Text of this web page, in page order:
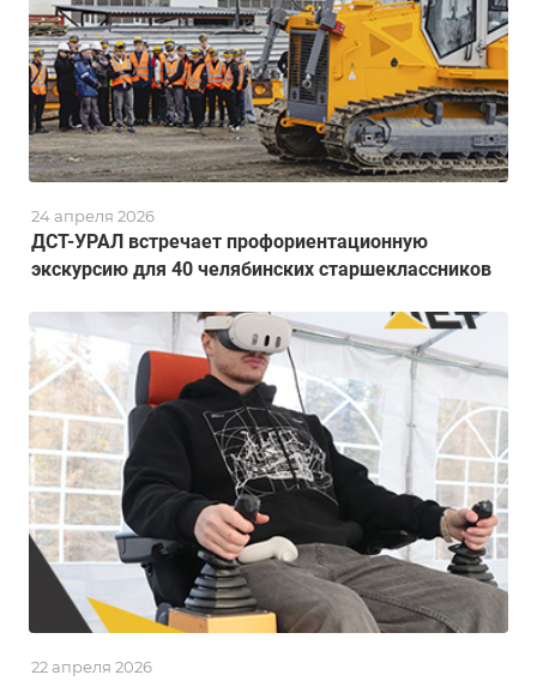
ДСТ-УРАЛ встречает профориентационную
экскурсию для 40 челябинских старшеклассников
24 апреля 2026
22 апреля 2026